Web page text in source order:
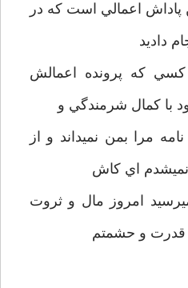
پاداش اعمالي است که در
داديد
که پرونده اعمالش
با کمال شرمندگي و
مرا بمن نميداند و از
اي کاش
امروز مال و ثروت
قدرت و حشمتم